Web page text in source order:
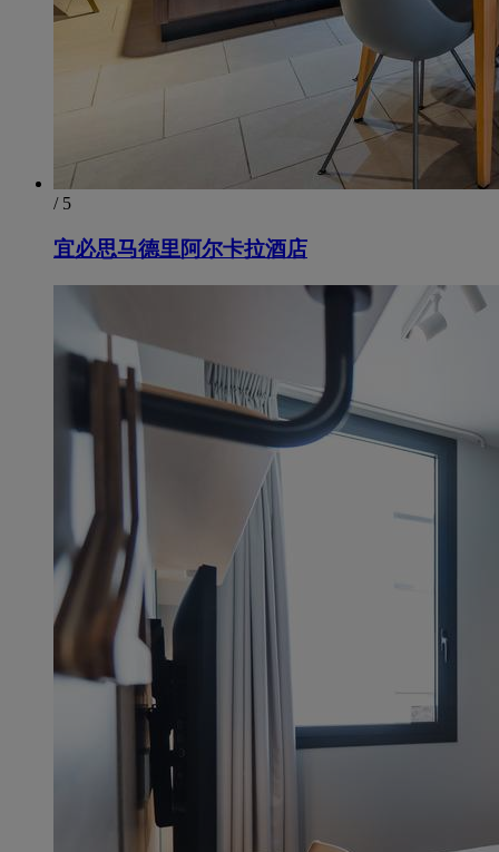
/ 5
宜必思马德里阿尔卡拉酒店